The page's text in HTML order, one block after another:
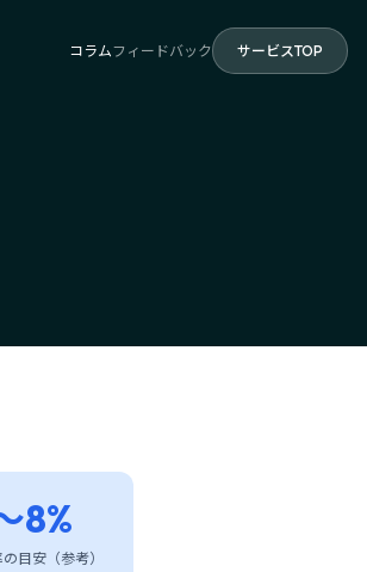
コラムフィードバック サービスTOP
8%
目安（参考）